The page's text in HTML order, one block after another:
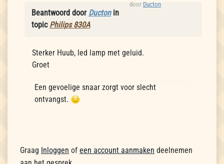
door Ducton
Beantwoord door Ductonin
topic Philips 830A
Sterker Huub, led lamp met geluid.
Groet
Een gevoelige snaar zorgt voor slecht
ontvangst.
Graag Inloggen of een account aanmaken deelnemen